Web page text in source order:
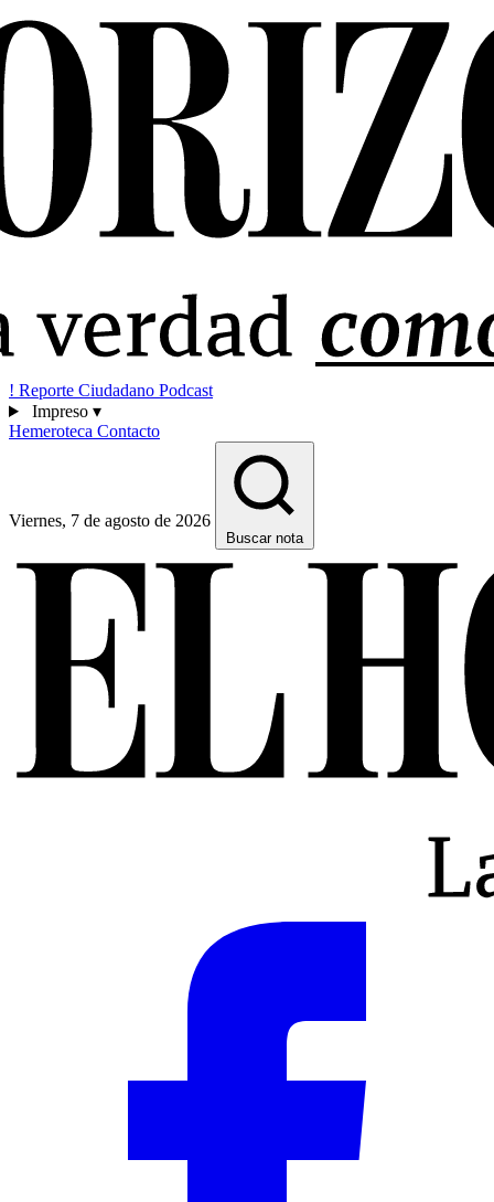
! Reporte Ciudadano Podcast
Impreso ▾
Hemeroteca Contacto
Viernes, 7 de agosto de 2026
Buscar nota